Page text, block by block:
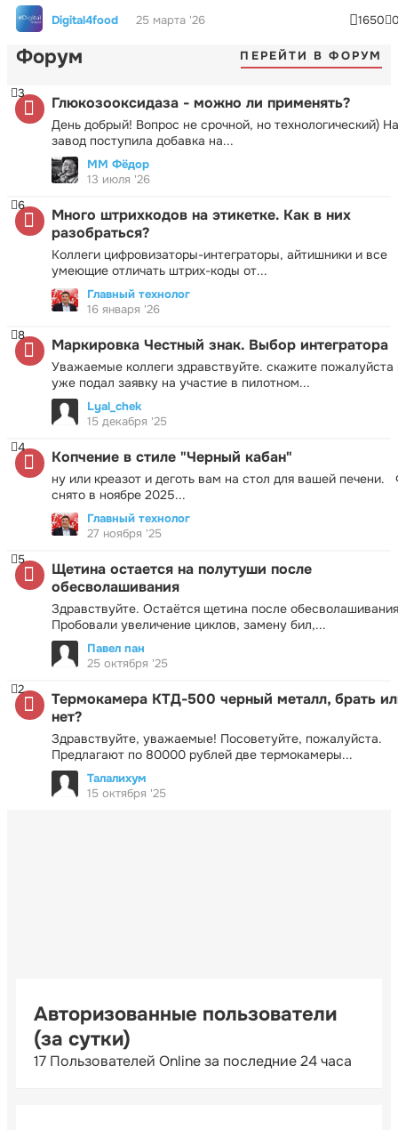
Digital4food
25 марта '26 1650
Форум ПЕРЕЙТИ В ФОРУМ
Глюкозооксидаза - можно ли применять?
День добрый! Вопрос не срочной, но технологический) На
завод поступила добавка на...
3
ММ Фёдор
13 июля '26
Много штрихкодов на этикетке. Как в них
разобраться?
Коллеги цифровизаторы-интеграторы, айтишники и все
умеющие отличать штрих-коды от...
6
Главный технолог
16 января '26
Маркировка Честный знак. Выбор интегратора
Уважаемые коллеги здравствуйте. скажите пожалуйста
уже подал заявку на участие в пилотном...
8
Lyal_chek
15 декабря '25
Копчение в стиле "Черный кабан"
ну или креазот и деготь вам на стол для вашей печени.
снято в ноябре 2025...
4
Главный технолог
27 ноября '25
Щетина остается на полутуши после
обесволашивания
Здравствуйте. Остаётся щетина после
Пробовали увеличение циклов, замену бил,...
5
Павел пан
25 октября '25
Термокамера КТД-500 черный металл, брать
нет?
Здравствуйте, уважаемые! Посоветуйте, пожалуйста.
Предлагают по 80000 рублей две термокамеры...
2
Талалихум
15 октября '25
Авторизованные пользователи
(за сутки)
17 Пользователей Online за последние 24 часа